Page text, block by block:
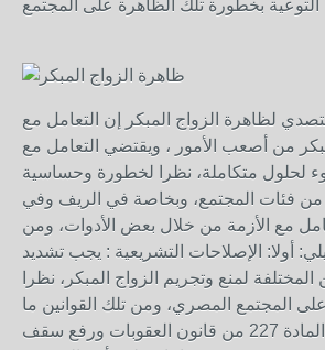
لظاهرة الزواج المبكر إن التعامل مع
من أصعب الأمور ، ويقتضي التعامل مع
لحلول متكاملة، نظرا لخطورة وحساسية
من فئات المجتمع، وبخاصة في الريف وفي
مع الأزمة من خلال بعض الأدوات، ومن
أولا: الإصلاحات التشريعية : يجب تشديد
المختلفة لمنع وتجريم الزواج المبكر، نظرا
المجتمع المصري، ومن تلك القوانين ما
يلي: يجب تعديل المادة 227 من قانون العقوبات ورفع سقف